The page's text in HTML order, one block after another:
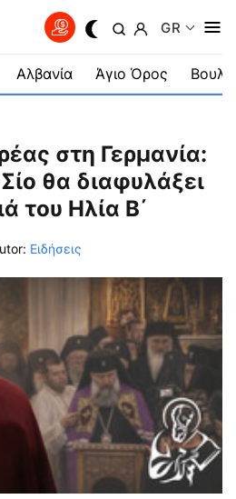
GR
Αλβανία Άγιο Όρος
στη Γερμανία:
θα διαφυλάξει
του Ηλία Β΄
Ειδήσεις